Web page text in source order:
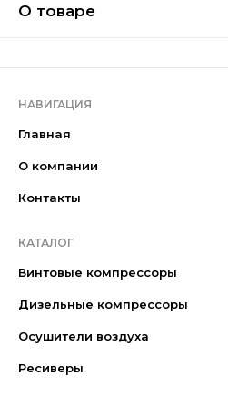
О товаре
НАВИГАЦИЯ
Главная
О компании
Контакты
КАТАЛОГ
Винтовые компрессоры
Дизельные компрессоры
Осушители воздуха
Ресиверы